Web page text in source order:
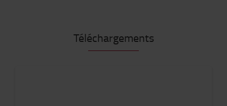
Téléchargements